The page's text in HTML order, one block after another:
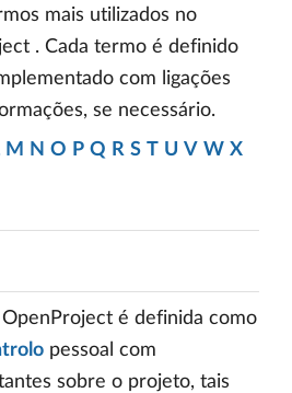
mais utilizados no
. Cada termo é definido
com ligações
se necessário.
M N O P Q R S T U V W X
é definida como
pessoal com
sobre o projeto, tais